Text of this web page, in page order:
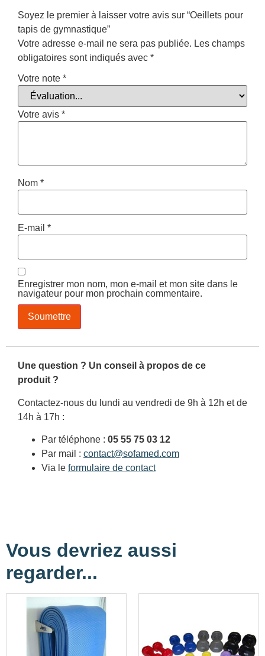
Soyez le premier à laisser votre avis sur “Oeillets pour
tapis de gymnastique”
Votre adresse e-mail ne sera pas publiée. Les champs
obligatoires sont indiqués avec *
Votre note *
Votre avis *
Nom *
E-mail *
Enregistrer mon nom, mon e-mail et mon site dans le
navigateur pour mon prochain commentaire.
Une question ? Un conseil à propos de ce
produit ?
Contactez-nous du lundi au vendredi de 9h à 12h et de
14h à 17h :
Par téléphone : 05 55 75 03 12
Par mail : contact@sofamed.com
Via le formulaire de contact
Vous devriez aussi
regarder...